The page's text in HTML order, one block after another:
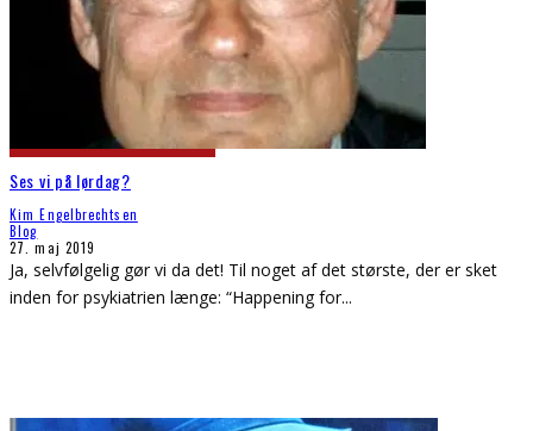
Ses vi på lørdag?
Kim Engelbrechtsen
Blog
27. maj 2019
Ja, selvfølgelig gør vi da det! Til noget af det største, der er sket
inden for psykiatrien længe: “Happening for...